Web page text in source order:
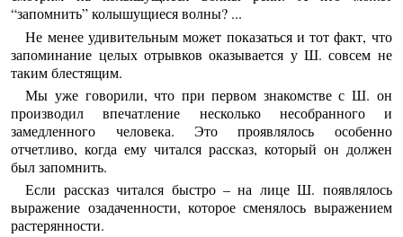
“запомнить” колышущиеся волны? ...
Не менее удивительным может показаться и тот факт, что
запоминание целых отрывков оказывается у Ш. совсем не
таким блестящим.
Мы уже говорили, что при первом знакомстве с Ш. он
производил впечатление несколько несобранного и
замедленного человека. Это проявлялось особенно
отчетливо, когда ему читался рассказ, который он должен
был запомнить.
Если рассказ читался быстро – на лице Ш. появлялось
выражение озадаченности, которое сменялось выражением
растерянности.